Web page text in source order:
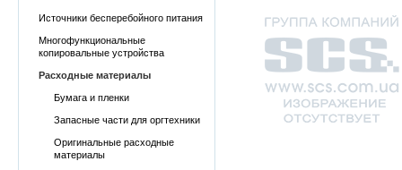
Источники бесперебойного питания
Многофункциональные
копировальные устройства
Расходные материалы
Бумага и пленки
Запасные части для оргтехники
Оригинальные расходные
материалы